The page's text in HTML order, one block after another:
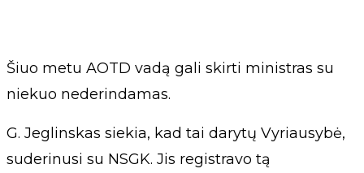
Šiuo metu AOTD vadą gali skirti ministras su
niekuo nederindamas.
G. Jeglinskas siekia, kad tai darytų Vyriausybė,
suderinusi su NSGK. Jis registravo tą